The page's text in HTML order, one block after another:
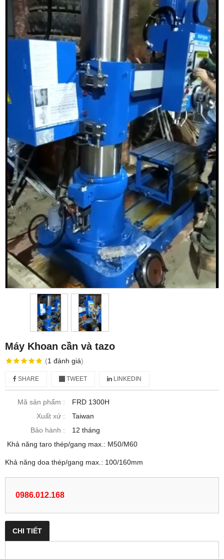
Máy Khoan cần và tazo
(1 đánh giá)
SHARE TWEET LINKEDIN
Mã sản phẩm :
FRD 1300H
Xuất xứ :
Taiwan
Bảo hành :
12 tháng
Khả năng taro thép/gang max.: M50/M60
Khả năng doa thép/gang max.: 100/160mm
0986.012.168
CHI TIẾT